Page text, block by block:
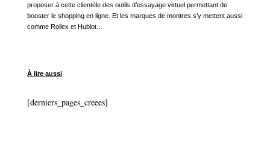
proposer à cette clientèle des outils d’essayage virtuel permettant de
booster le shopping en ligne. Et les marques de montres s’y mettent aussi
comme Rollex et Hublot…
À lire aussi
[derniers_pages_creees]